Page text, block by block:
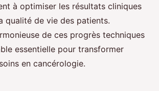
à optimiser les résultats cliniques
qualité de vie des patients.
de ces progrès techniques
essentielle pour transformer
en cancérologie.